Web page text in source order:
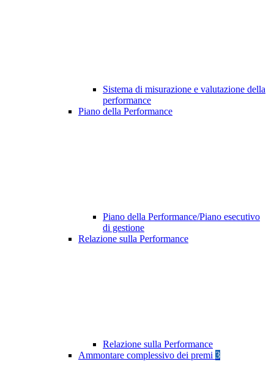
Sistema di misurazione e valutazione della
performance
Piano della Performance
Piano della Performance/Piano esecutivo
di gestione
Relazione sulla Performance
Relazione sulla Performance
Ammontare complessivo dei premi 3